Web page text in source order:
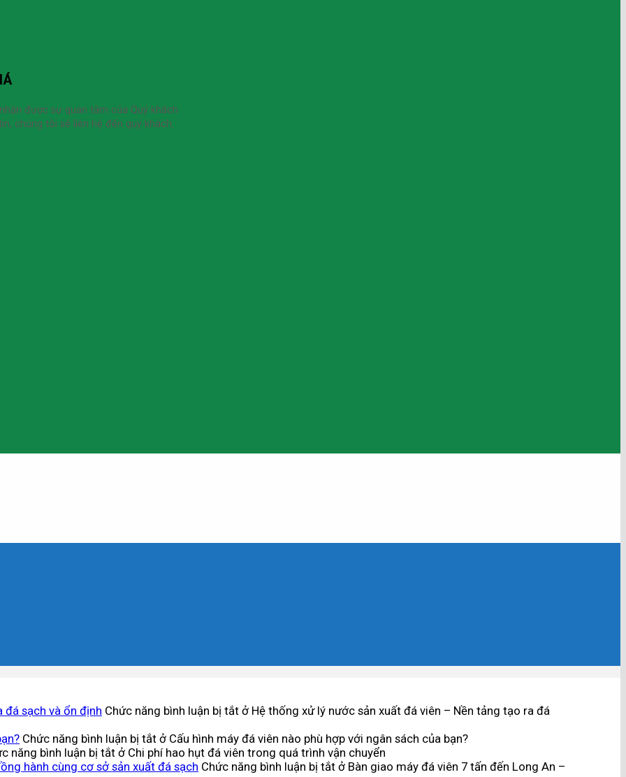
được sự quan tâm của Quý khách
chúng tôi sẽ liên hệ đến quý khách.
đá sạch và ổn định Chức năng bình luận bị tắt ở Hệ thống xử lý nước sản xuất đá viên – Nền tảng tạo ra đá
Chức năng bình luận bị tắt ở Cấu hình máy đá viên nào phù hợp với ngân sách của bạn?
năng bình luận bị tắt ở Chi phí hao hụt đá viên trong quá trình vận chuyển
hành cùng cơ sở sản xuất đá sạch Chức năng bình luận bị tắt ở Bàn giao máy đá viên 7 tấn đến Long An –